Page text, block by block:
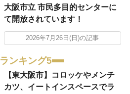
大阪市立 市民多目的センターに
て開放されています！
2026年7月26日(日)の記事
ランキング5
【東大阪市】コロッケやメンチ
カツ、イートインスペースでラ